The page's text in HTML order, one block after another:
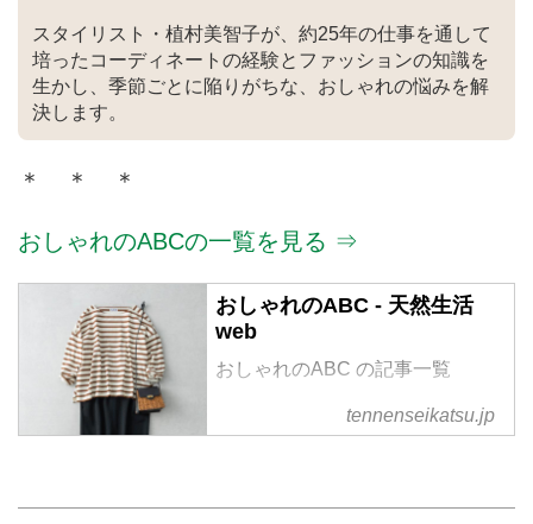
スタイリスト・植村美智子が、約25年の仕事を通して
培ったコーディネートの経験とファッションの知識を
生かし、季節ごとに陥りがちな、おしゃれの悩みを解
決します。
＊ ＊ ＊
おしゃれのABCの一覧を見る ⇒
おしゃれのABC - 天然生活
web
おしゃれのABC の記事一覧
tennenseikatsu.jp